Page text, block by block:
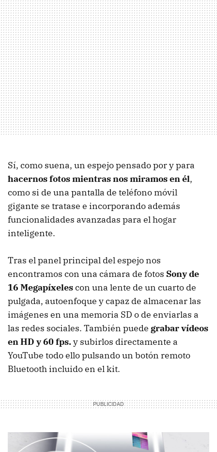
Sí, como suena, un espejo pensado por y para
hacernos fotos mientras nos miramos en él,
como si de una pantalla de teléfono móvil
gigante se tratase e incorporando además
funcionalidades avanzadas para el hogar
inteligente.
Tras el panel principal del espejo nos
encontramos con una cámara de fotos Sony de
16 Megapíxelescon una lente de un cuarto de
pulgada, autoenfoque y capaz de almacenar las
imágenes en una memoria SD o de enviarlas a
las redes sociales. También puede grabar vídeos
en HD y 60 fps.y subirlos directamente a
YouTube todo ello pulsando un botón remoto
Bluetooth incluido en el kit.